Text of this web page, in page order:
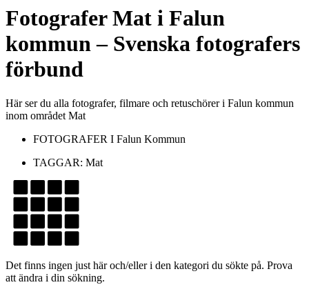
FotograferMat i Falun
kommun– Svenska fotografers
förbund
Här ser du alla fotografer, filmare och retuschörer i Falun kommun
inom området Mat
FOTOGRAFER I Falun Kommun
TAGGAR: Mat
Det finns ingen just här och/eller i den kategori du sökte på. Prova
att ändra i din sökning.